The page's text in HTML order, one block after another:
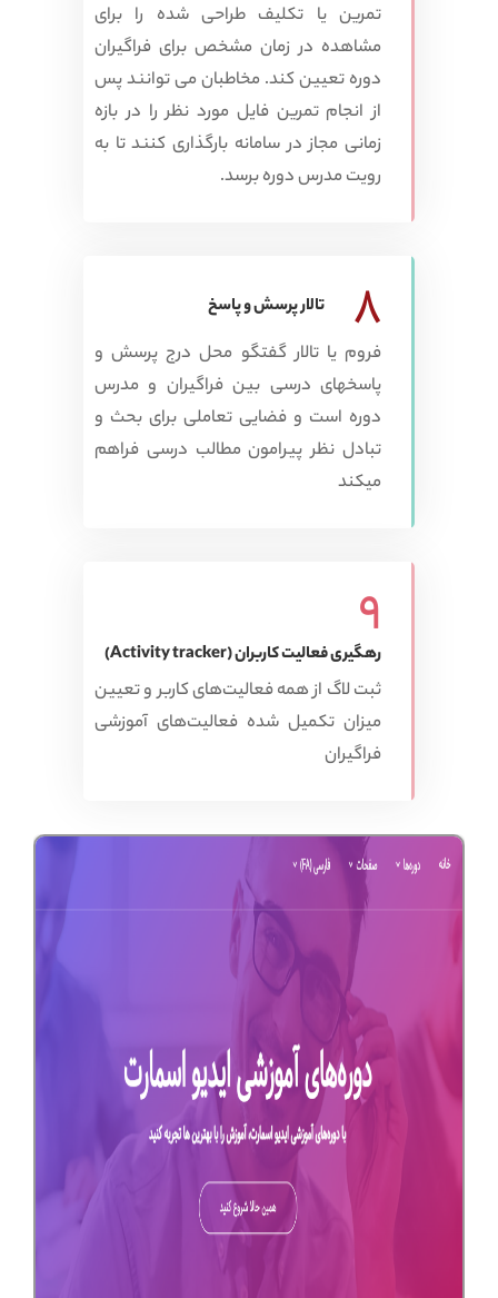
تمرین یا تکلیف طراحی شده را برای
مشاهده در زمان مشخص برای فراگیران
دوره تعیین کند. مخاطبان می توانند پس
از انجام تمرین فایل مورد نظر را در بازه
زمانی مجاز در سامانه بارگذاری کنند تا به
رویت مدرس دوره برسد.
8 تالار پرسش و پاسخ
فروم یا تالار گفتگو محل درج پرسش و
پاسخهای درسی بین فراگیران و مدرس
دوره است و فضایی تعاملی برای بحث و
تبادل نظر پیرامون مطالب درسی فراهم
میکند
9
رهگیری فعالیت کاربران (Activity tracker)
ثبت لاگ از همه فعالیت‌های کاربر و تعیین
میزان تکمیل شده فعالیت‌های آموزشی
فراگیران